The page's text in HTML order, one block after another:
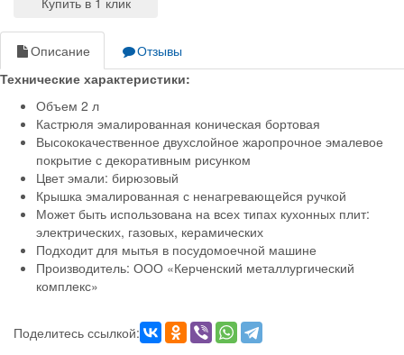
Описание
Отзывы
Технические характеристики:
Объем 2 л
Кастрюля эмалированная коническая бортовая
Высококачественное двухслойное жаропрочное эмалевое
покрытие с декоративным рисунком
Цвет эмали: бирюзовый
Крышка эмалированная с ненагревающейся ручкой
Может быть использована на всех типах кухонных плит:
электрических, газовых, керамических
Подходит для мытья в посудомоечной машине
Производитель: ООО «Керченский металлургический
комплекс»
Поделитесь ссылкой: